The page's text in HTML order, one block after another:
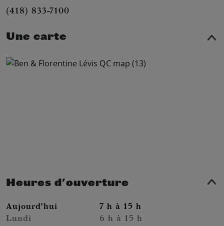
(418) 833-7100
Une carte
Heures d'ouverture
Aujourd'hui
7 h à 15 h
Lundi
6 h à 15 h